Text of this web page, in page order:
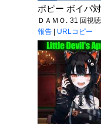
ポピー ボイパ
ＤＡＭＯ. 31 回視
報告
URLコピー